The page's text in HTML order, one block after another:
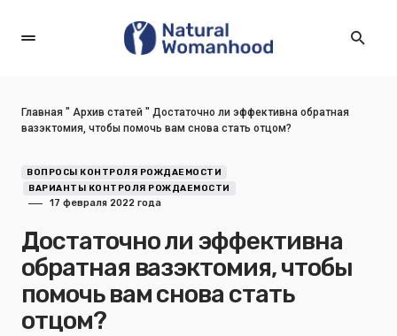
Главная " Архив статей " Достаточно ли эффективна обратная
вазэктомия, чтобы помочь вам снова стать отцом?
ВОПРОСЫ КОНТРОЛЯ РОЖДАЕМОСТИ
ВАРИАНТЫ КОНТРОЛЯ РОЖДАЕМОСТИ
17 февраля 2022 года
Достаточно ли эффективна
обратная вазэктомия, чтобы
помочь вам снова стать
отцом?